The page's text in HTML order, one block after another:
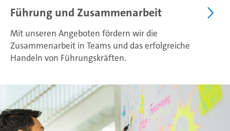
Führung und Zusammenarbeit
Mit unseren Angeboten fördern wir die
Zusammenarbeit in Teams und das erfolgreiche
Handeln von Führungskräften.